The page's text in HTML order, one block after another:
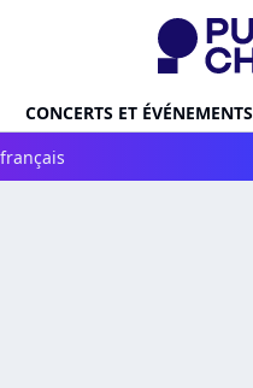
CONCERTS ET ÉVÉNEMENTS